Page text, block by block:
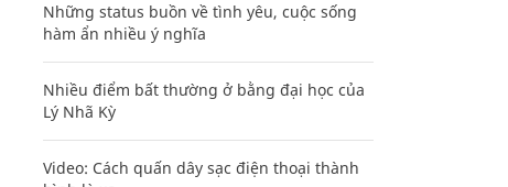
Những status buồn về tình yêu, cuộc sống
hàm ẩn nhiều ý nghĩa
Nhiều điểm bất thường ở bằng đại học của
Lý Nhã Kỳ
Video: Cách quấn dây sạc điện thoại thành